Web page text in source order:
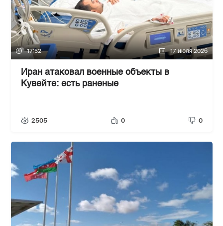
17:52 17 июля 2026
Иран атаковал военные объекты в
Кувейте: есть раненые
2505 0 0